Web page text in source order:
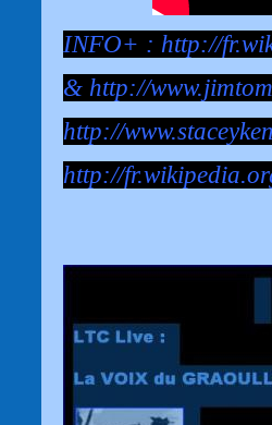
INFO+ : http://
& http://
http://
http://